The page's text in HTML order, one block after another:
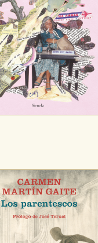
y optimizar el
vez que nos
utilizan para mostrar
se basan en la